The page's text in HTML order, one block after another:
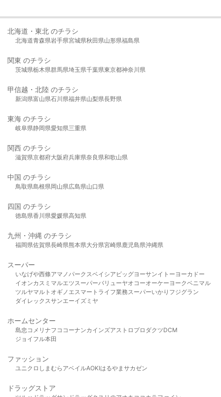
北海道・東北 のチラシ
北海道青森県岩手県宮城県秋田県山形県福島県
関東 のチラシ
茨城県栃木県群馬県埼玉県千葉県東京都神奈川県
甲信越・北陸 のチラシ
新潟県富山県石川県福井県山梨県長野県
東海 のチラシ
岐阜県静岡県愛知県三重県
関西 のチラシ
滋賀県京都府大阪府兵庫県奈良県和歌山県
中国 のチラシ
鳥取県島根県岡山県広島県山口県
四国 のチラシ
徳島県香川県愛媛県高知県
九州・沖縄 のチラシ
福岡県佐賀県長崎県熊本県大分県宮崎県鹿児島県沖縄県
スーパー
いなげや西條アマノパークスベイシア ビッグヨーサンイトーヨーカドー
イオンカスミ マルエツスーパーバリューヤオコーオーケー ヨークベニマル
ツルヤマルト オギノ エスマート ライフ業務スーパーいかり フジグラン
ダイレックスサンエーイズミヤ
ホームセンター
島忠 コメリ ナフコ コーナンカインズアストロプロダクツDCM
ジョイフル本田
ファッション
ユニクロ しまむら アベイルAOKIはるやま サカゼン
ドラッグストア